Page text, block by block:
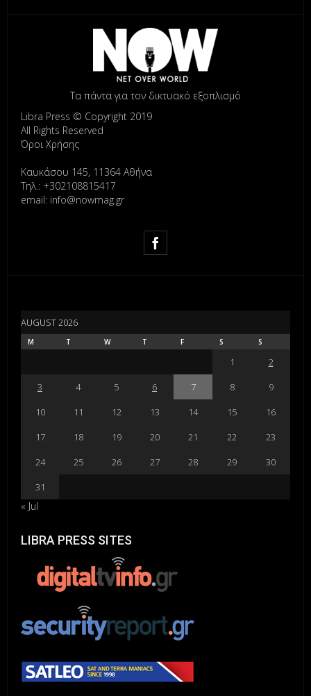
Τα πάντα για τον δικτυακό εξοπλισμό
Libra Press © Copyright 2019
All Rights Reserved
Όροι Χρήσης
Καυκάσου 145, 11364 Αθήνα
Τηλ.: +302108815417
email: info@nowmag.gr
AUGUST 2026
M T W T F S S
1
2
3
4 5 6 7 8
9
10
11 12 13 14 15
16
17
18 19 20 21 22
23
24
25 26 27 28 29
30
31
« Jul
LIBRA PRESS SITES